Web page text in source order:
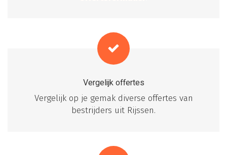
Vergelijk offertes
Vergelijk op je gemak diverse offertes van
bestrijders uit Rijssen.